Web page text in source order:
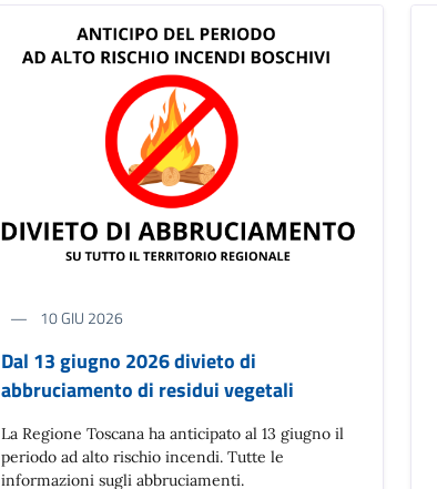
10 GIU 2026
Dal 13 giugno 2026 divieto di
abbruciamento di residui vegetali
La Regione Toscana ha anticipato al 13 giugno il
periodo ad alto rischio incendi. Tutte le
informazioni sugli abbruciamenti.